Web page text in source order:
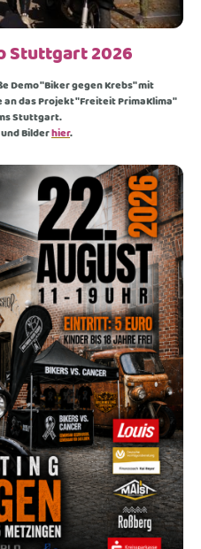
Stuttgart 2026
Demo "Biker gegen Krebs" mit
das Projekt "Freiteit PrimaKlima"
Stuttgart.
Bilderhier.